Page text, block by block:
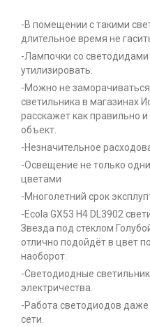
-В помещении с такими
длительное время не
-Лампочки со светодидами
утилизировать.
-Можно не
светильника в магазинах
расскажет как правильно
объект.
-Незначительное
-Освещение не только
цветами
-Многолетний срок
-Ecola GX53 H4 DL3902
Звезда под стеклом
отлично подойдёт в цвет
наоборот.
-Светодиодные
электричества.
-Работа светодиодов
сети.